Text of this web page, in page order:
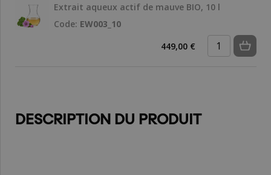
Extrait aqueux actif de mauve BIO, 10 l
Code: EW003_10
449,00 €
DESCRIPTION DU PRODUIT